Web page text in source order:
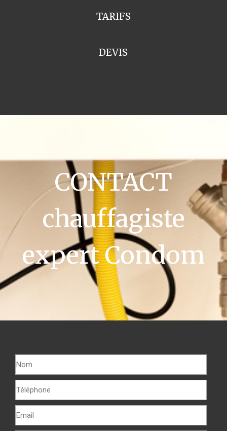
TARIFS
DEVIS
CONTACT
chauffagiste
expert Condom